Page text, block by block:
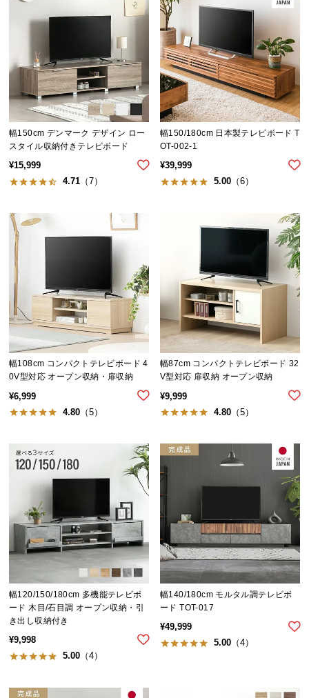
ョ
ピ
ン
グ
つ
て
配
送
料
つ
い
大
型
商
品
配
送
に
つ
い
幅150cm デンマーク デザイン ロー
スタイル収納付きテレビボード
¥15,999
4.71 （7）
幅150/180cm 日本製テレビボード T
OT-002-1
¥39,999
5.00 （6）
幅108cm コンパクトテレビボード 4
0V型対応 オープン収納・扉収納
¥6,999
4.80 （5）
幅87cm コンパクトテレビボード 32
V型対応 扉収納 オープン収納
¥9,999
4.80 （5）
幅120/150/180cm 多機能テレビボ
ード 木目/石目調 オープン収納・引
き出し収納付き
¥9,998
5.00 （4）
幅140/180cm モルタル調テレビボ
ード TOT-017
¥49,999
5.00 （4）